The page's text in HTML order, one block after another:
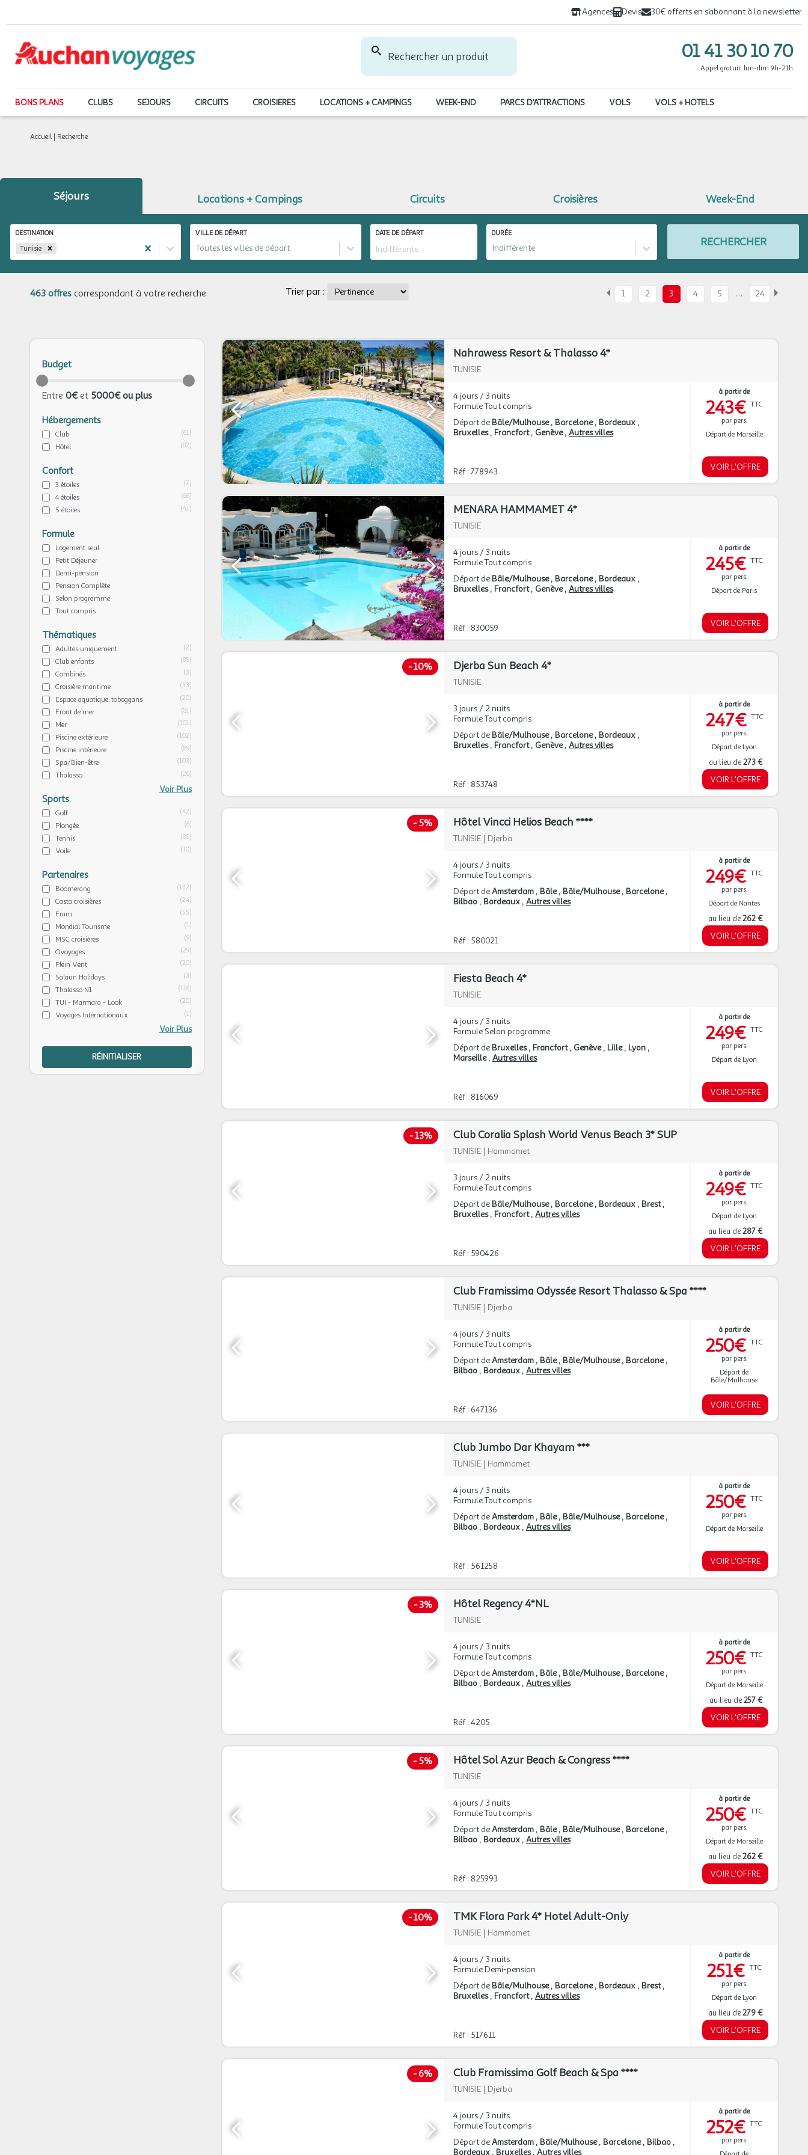
Agences Devis 30€ offerts en s’abonnant à la newsletter
Rechercher un produit 01 41 30 10 70
Appel gratuit. lun-dim 9h-21h
BONS PLANS CLUBS SEJOURS CIRCUITS CROISIERES LOCATIONS + CAMPINGS WEEK-END PARCS D'ATTRACTIONS VOLS VOLS + HOTELS
Accueil Recherche
Séjours Locations + Campings Circuits Croisières Week-End
DESTINATION
Tunisie
VILLE DE DÉPART
Toutes les villes de départ
DATE DE DÉPART DURÉE
Indifférente RECHERCHER
463 offres correspondant à votre recherche Trier par : 1 2 3 4 5 … 24
Budget
Entre 0€et 5000€ ou plus
Hébergements
Club (61)
Hôtel (82)
Confort
3 étoiles (7)
4 étoiles (66)
5 étoiles (41)
Formule
Logement seul
Petit Déjeuner
Demi-pension
Pension Complète
Selon programme
Tout compris
Thématiques
Adultes uniquement (2)
Club enfants (85)
Combinés (3)
Croisière maritime (33)
Espace aquatique, toboggans (20)
Front de mer (81)
Mer (101)
Piscine extérieure (102)
Piscine intérieure (89)
Spa/Bien-être (103)
Thalasso (26)
Voir Plus
Sports
Golf (42)
Plongée (6)
Tennis (80)
Voile (10)
Partenaires
Boomerang (132)
Costa croisières (24)
Fram (55)
Mondial Tourisme (1)
MSC croisières (9)
Ovoyages (29)
Plein Vent (20)
Salaün Holidays (3)
Thalasso N1 (116)
TUI - Marmara - Look (20)
Voyages Internationaux (1)
Voir Plus
RÉINITIALISER
Nahrawess Resort & Thalasso 4*
TUNISIE
4 jours / 3 nuits
Formule Tout compris
Départ de Bâle/Mulhouse Barcelone Bordeaux
Bruxelles Francfort Genève Autres villes
Réf : 778943
à partir de
243€ TTC
par pers.
Départ de Marseille
VOIR L'OFFRE
MENARA HAMMAMET 4*
TUNISIE
4 jours / 3 nuits
Formule Tout compris
Départ de Bâle/Mulhouse Barcelone Bordeaux
Bruxelles Francfort Genève Autres villes
Réf : 830059
à partir de
245€ TTC
par pers.
Départ de Paris
VOIR L'OFFRE
-10% Djerba Sun Beach 4*
TUNISIE
3 jours / 2 nuits
Formule Tout compris
Départ de Bâle/Mulhouse Barcelone Bordeaux
Bruxelles Francfort Genève Autres villes
Réf : 853748
à partir de
247€ TTC
par pers.
Départ de Lyon
au lieu de273 €
VOIR L'OFFRE
- 5% Hôtel Vincci Helios Beach ****
TUNISIE | Djerba
4 jours / 3 nuits
Formule Tout compris
Départ deAmsterdam Bâle Bâle/Mulhouse Barcelone
Bilbao
Bordeaux Autres villes
Réf : 580021
à partir de
249€ TTC
par pers.
Départ de Nantes
au lieu de262 €
VOIR L'OFFRE
Fiesta Beach 4*
TUNISIE
4 jours / 3 nuits
Formule Selon programme
Départ de Bruxelles Francfort Genève Lille Lyon
Marseille Autres villes
Réf : 816069
à partir de
249€ TTC
par pers.
Départ de Lyon
VOIR L'OFFRE
-13% Club Coralia Splash World Venus Beach 3* SUP
TUNISIE | Hammamet
3 jours / 2 nuits
Formule Tout compris
Départ de Bâle/Mulhouse Barcelone Bordeaux
Brest
Bruxelles Francfort Autres villes
Réf : 590426
à partir de
249€ TTC
par pers.
Départ de Lyon
au lieu de287 €
VOIR L'OFFRE
Club Framissima Odyssée Resort Thalasso & Spa ****
TUNISIE | Djerba
4 jours / 3 nuits
Formule Tout compris
Départ deAmsterdam Bâle Bâle/Mulhouse Barcelone
Bilbao
Bordeaux Autres villes
Réf : 647136
à partir de
250€ TTC
par pers.
Départ de
Bâle/Mulhouse
VOIR L'OFFRE
Club Jumbo Dar Khayam ***
TUNISIE | Hammamet
4 jours / 3 nuits
Formule Tout compris
Départ deAmsterdam Bâle Bâle/Mulhouse Barcelone
Bilbao
Bordeaux Autres villes
Réf : 561258
à partir de
250€ TTC
par pers.
Départ de Marseille
VOIR L'OFFRE
-3% Hôtel Regency 4*NL
TUNISIE
4 jours / 3 nuits
Formule Tout compris
Départ deAmsterdam Bâle Bâle/Mulhouse Barcelone
Bilbao
Bordeaux Autres villes
Réf : 4205
à partir de
250€ TTC
par pers.
Départ de Marseille
au lieu de257 €
VOIR L'OFFRE
- 5% Hôtel Sol Azur Beach & Congress ****
TUNISIE
4 jours / 3 nuits
Formule Tout compris
Départ deAmsterdam Bâle Bâle/Mulhouse Barcelone
Bilbao
Bordeaux Autres villes
Réf : 825993
à partir de
250€ TTC
par pers.
Départ de Marseille
au lieu de262 €
VOIR L'OFFRE
-10% TMK Flora Park 4* Hotel Adult-Only
TUNISIE | Hammamet
4 jours / 3 nuits
Formule Demi-pension
Départ de Bâle/Mulhouse Barcelone Bordeaux
Brest
Bruxelles Francfort Autres villes
Réf : 517611
à partir de
251€ TTC
par pers.
Départ de Lyon
au lieu de279 €
VOIR L'OFFRE
-6% Club Framissima Golf Beach & Spa ****
TUNISIE | Djerba
4 jours / 3 nuits
Formule Tout compris
Départ deAmsterdam Bâle/Mulhouse Barcelone Bilbao
Bordeaux
Bruxelles Autres villes
à partir de
252€ TTC
par pers.